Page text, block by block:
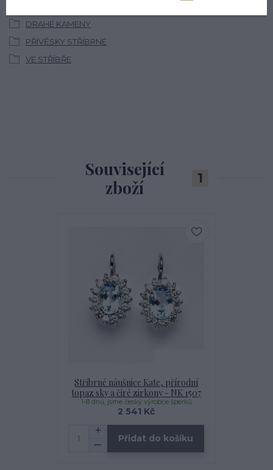
DRAHÉ KAMENY
PŘÍVĚSKY STŘÍBRNÉ
VE STŘÍBŘE
Související
zboží
1
Stříbrné náušnice Kate, přírodní
topaz sky a čiré zirkony - NK 1507
2 541 Kč
1-8 dnů, jsme český výrobce šperků
Přidat do košíku